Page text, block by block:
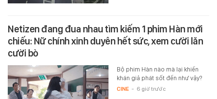
Netizen đang đua nhau tìm kiếm 1 phim Hàn mới
chiếu: Nữ chính xinh duyên hết sức, xem cười lăn
cười bò
Bộ phim Hàn nào mà lại khiến
khán giả phát sốt đến như vậy?
CINE - 6 giờ trước